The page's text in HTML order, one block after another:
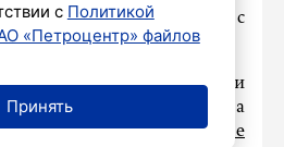
находится в больнице с
с помощью ходунков.
получил три года колонии
в электричке из-за
Подробнеечитайте
с Политикой
«Петроцентр» файлов
Принять